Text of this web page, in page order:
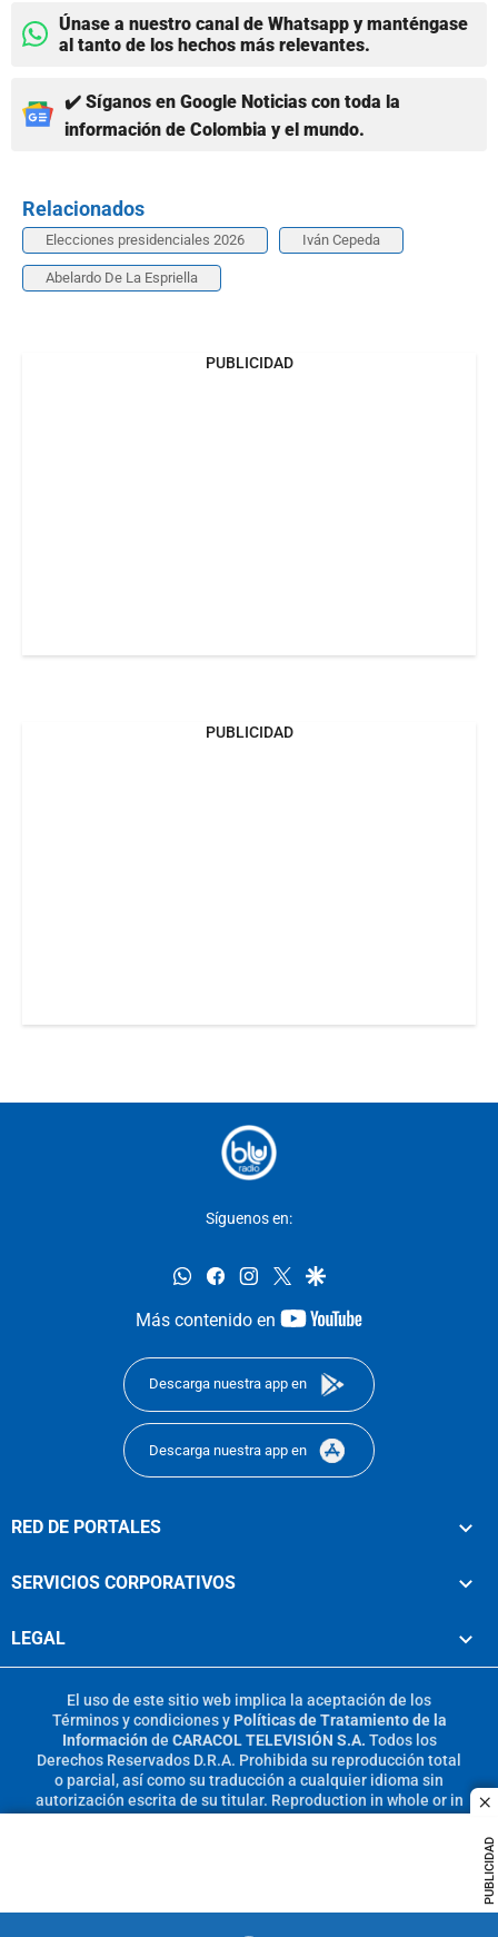
PUBLICIDAD
Únase a nuestro canal de Whatsapp y manténgase
al tanto de los hechos más relevantes.
✔️ Síganos en Google Noticias con toda la
información de Colombia y el mundo.
Relacionados
Elecciones presidenciales 2026 Iván Cepeda
Abelardo De La Espriella
PUBLICIDAD
PUBLICIDAD
Síguenos en:
whatsappfacebookinstagram
twittergoogle
Más contenido en
youtube-
Descarga nuestra app en
Descarga nuestra app en
RED DE PORTALES
SERVICIOS CORPORATIVOS
LEGAL
El uso de este sitio web implica la aceptación de los
Términos y condicionesy Políticas de Tratamiento de la
Información de CARACOL TELEVISIÓN S.A. Todos los
Derechos Reservados D.R.A. Prohibida su reproducción total
o parcial, así como su traducción a cualquier idioma sin
autorización escrita de su titular. Reproduction in whole or in